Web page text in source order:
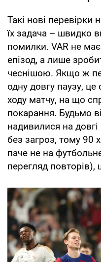
Такі нові перевірки
їх задача – швидко
помилки. VAR не
епізод, а лише
чеснішою. Якщо ж
одну довгу паузу,
ходу матчу, на що
покарання. Будьмо
надивилися на довгі
без загроз, тому 90
паче не на
перегляд повторів),